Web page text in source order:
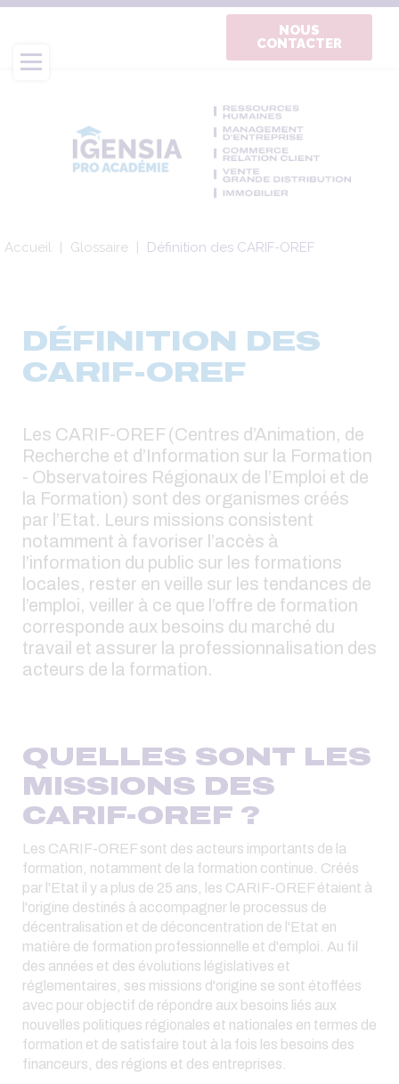
Aller
contenu
principal
NOUS
CONTACTER
Fil
Accueil Glossaire Définition des CARIF-OREF
DÉFINITION DES
CARIF-OREF
Les CARIF-OREF (Centres d’Animation, de
Recherche et d’Information sur la Formation
- Observatoires Régionaux de l’Emploi et de
la Formation) sont des organismes créés
par l’Etat. Leurs missions consistent
notamment à favoriser l’accès à
l’information du public sur les formations
locales, rester en veille sur les tendances de
l’emploi, veiller à ce que l’offre de formation
corresponde aux besoins du marché du
travail et assurer la professionnalisation des
acteurs de la formation.
QUELLES SONT LES
MISSIONS DES
CARIF-OREF ?
Les CARIF-OREF sont des acteurs importants de la
formation, notamment de la formation continue. Créés
par l'Etat il y a plus de 25 ans, les CARIF-OREF étaient à
l'origine destinés à accompagner le processus de
décentralisation et de déconcentration de l'Etat en
matière de formation professionnelle et d'emploi. Au fil
des années et des évolutions législatives et
réglementaires, ses missions d'origine se sont étoffées
avec pour objectif de répondre aux besoins liés aux
nouvelles politiques régionales et nationales en termes de
formation et de satisfaire tout à la fois les besoins des
financeurs, des régions et des entreprises.